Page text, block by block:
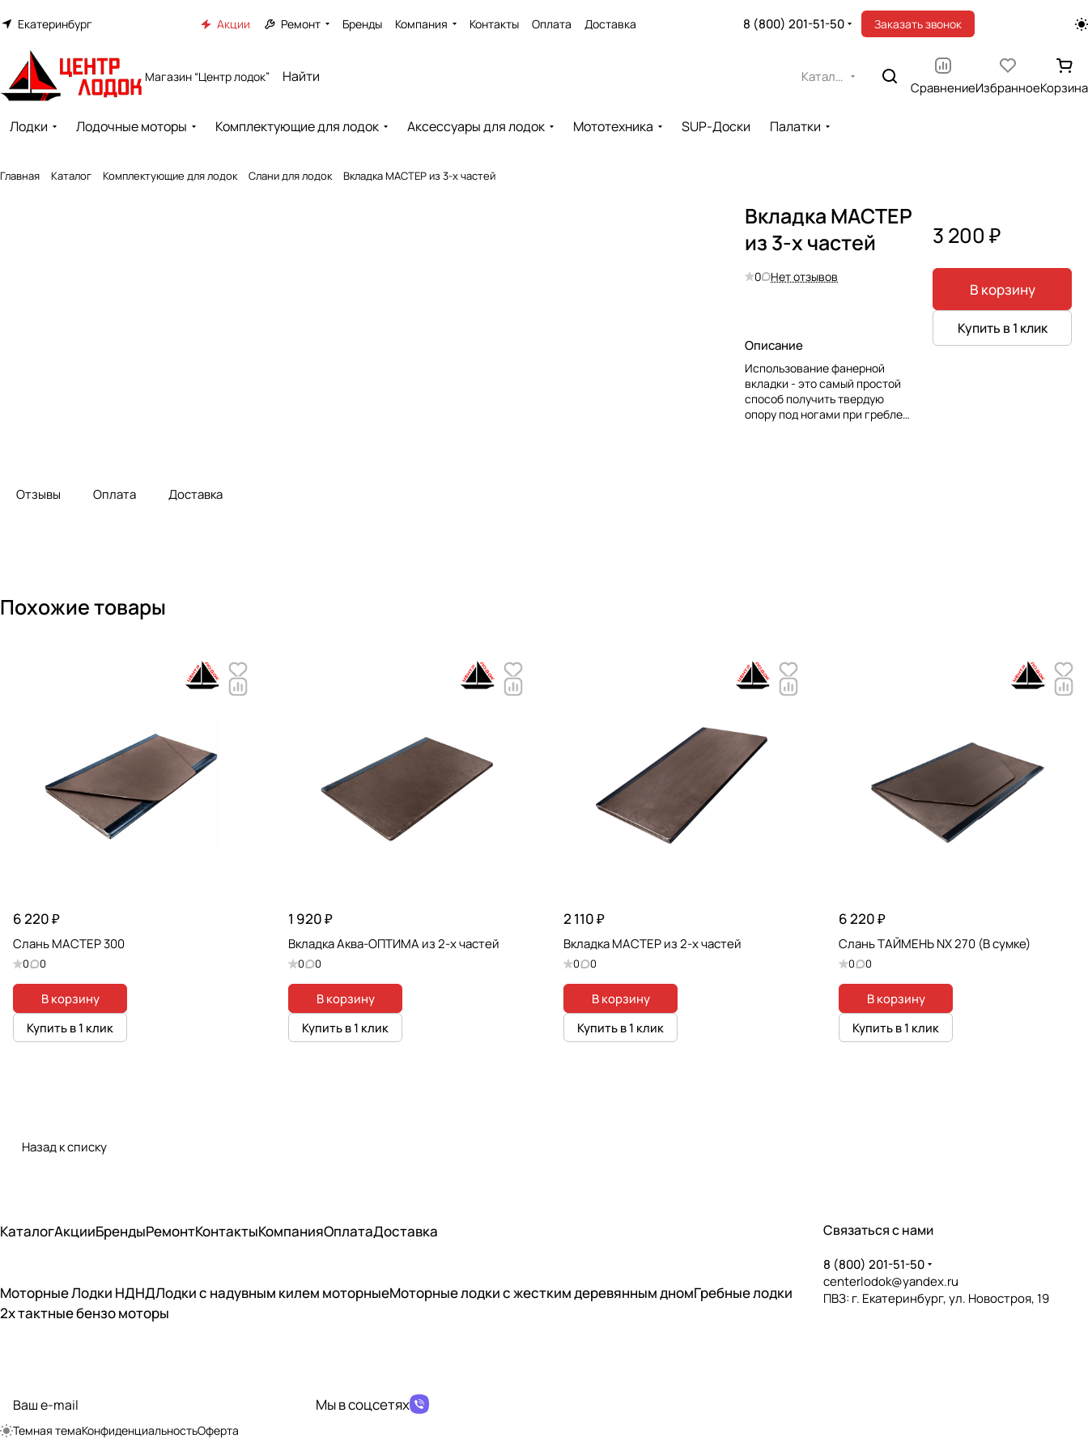
Екатеринбург Акции Ремонт Бренды Компания Контакты Оплата Доставка 8 (800) 201-51-50 Заказать звонок
Магазин “Центр лодок” Каталог
СравнениеИзбранноеКорзина
Лодки Лодочные моторы Комплектующие для лодок Аксессуары для лодок Мототехника SUP-Доски Палатки
Главная Каталог Комплектующие для лодок Слани для лодок Вкладка МАСТЕР из 3-х частей
Вкладка МАСТЕР
из 3-х частей
0 Нет отзывов
Описание
Использование фанерной
вкладки - это самый простой
способ получить твердую
опору под ногами при гребле
3 200 ₽
В корзину
Купить в 1 клик
Отзывы Оплата Доставка
Похожие товары
6 220 ₽
Слань МАСТЕР 300
0 0
В корзину
Купить в 1 клик
1 920 ₽
Вкладка Аква-ОПТИМА из 2-х частей
0 0
В корзину
Купить в 1 клик
2 110 ₽
Вкладка МАСТЕР из 2-х частей
0 0
В корзину
Купить в 1 клик
6 220 ₽
Слань ТАЙМЕНЬ NX 270 (В сумке)
0 0
В корзину
Купить в 1 клик
Назад к списку
КаталогАкцииБрендыРемонтКонтактыКомпанияОплатаДоставка
Моторные Лодки НДНДЛодки с надувным килем моторныеМоторные лодки с жестким деревянным дномГребные лодки
2х тактные бензо моторы
Мы в соцсетях
Связаться с нами
8 (800) 201-51-50
centerlodok@yandex.ru
ПВЗ: г. Екатеринбург, ул. Новостроя, 19
Темная темаКонфиденциальностьОферта